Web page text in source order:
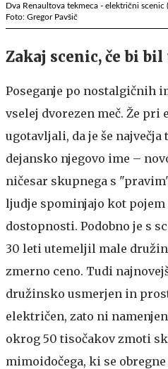
Dva Renaultova tekmeca - električni
Foto: Gregor Pavšič
Zakaj scenic, če bi
Poseganje po nostalgičnih
vselej dvorezen meč. Že pri
ugotavljali, da je še največja
dejansko njegovo ime –
ničesar skupnega s
ljudje spominjajo kot
dostopnosti. Podobno je s
30 leti utemeljil male
zmerno ceno. Tudi
družinsko usmerjen in
električen, zato ni
okrog 50 tisočakov zmoti
mimoidočega, ki se